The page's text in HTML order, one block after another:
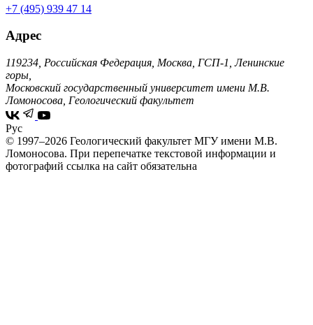
+7 (495) 939 47 14
Адрес
119234, Российская Федерация, Москва, ГСП-1, Ленинские
горы,
Московский государственный университет имени М.В.
Ломоносова, Геологический факультет
Рус
© 1997–2026 Геологический факультет МГУ имени М.В.
Ломоносова. При перепечатке текстовой информации и
фотографий ссылка на сайт обязательна